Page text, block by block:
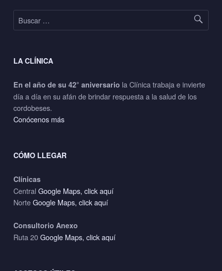
Buscar:
LA CLÍNICA
En el año de su 42° aniversario la Clínica trabaja e invierte
día a día en su afán de brindar respuesta a la salud de los
cordobeses.
Conócenos más
CÓMO LLEGAR
Clínicas
CentralGoogle Maps, click aquí
NorteGoogle Maps, click aquí
Consultorio Anexo
Ruta 20Google Maps, click aquí